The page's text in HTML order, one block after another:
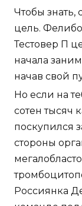
Чтобы знать,
цель.
Тестовер П
начала
начав свой
Но если на
сотен тысяч
поскупился
стороны
Россиянка